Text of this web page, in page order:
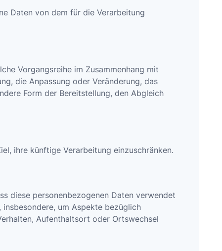
Daten von dem für die Verarbeitung
Vorgangsreihe im Zusammenhang mit
die Anpassung oder Veränderung, das
Form der Bereitstellung, den Abgleich
ihre künftige Verarbeitung einzuschränken.
diese personenbezogenen Daten verwendet
um Aspekte bezüglich
Aufenthaltsort oder Ortswechsel